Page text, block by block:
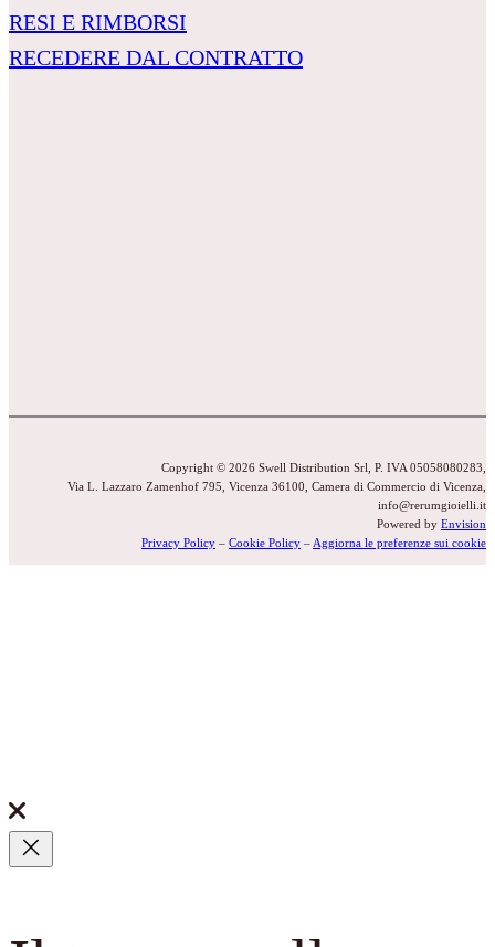
RESI E RIMBORSI
RECEDERE DAL CONTRATTO
Copyright © 2026 Swell Distribution Srl, P. IVA 05058080283,
Via L. Lazzaro Zamenhof 795, Vicenza 36100, Camera di Commercio di Vicenza,
info@rerumgioielli.it
Powered by Envision
Privacy Policy – Cookie Policy – Aggiorna le preferenze sui cookie